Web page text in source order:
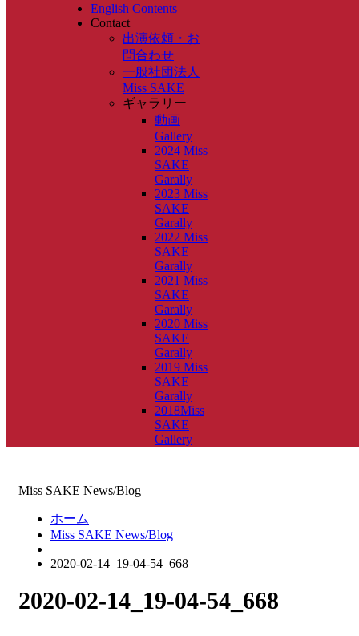
English Contents
Contact
出演依頼・お
問合わせ
一般社団法人
Miss SAKE
ギャラリー
動画
Gallery
2024 Miss
SAKE
Garally
2023 Miss
SAKE
Garally
2022 Miss
SAKE
Garally
2021 Miss
SAKE
Garally
2020 Miss
SAKE
Garally
2019 Miss
SAKE
Garally
2018Miss
SAKE
Gallery
Miss SAKE News/Blog
ホーム
Miss SAKE News/Blog
2020-02-14_19-04-54_668
2020-02-14_19-04-54_668